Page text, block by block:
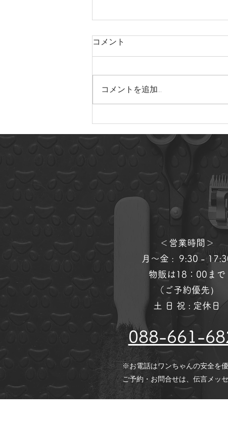
コメント
コメントを追加…
＜営業時間＞
月～金 : 9:30 -
​物販は18：00まで
​（ご予約優先 ​）
土 日 祝 : 定休日
088-661-
※お電話はワンちゃんの安全を
ご予約・お問合せは、伝言メッ